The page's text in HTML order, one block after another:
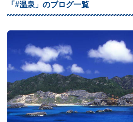
「#温泉」のブログ一覧